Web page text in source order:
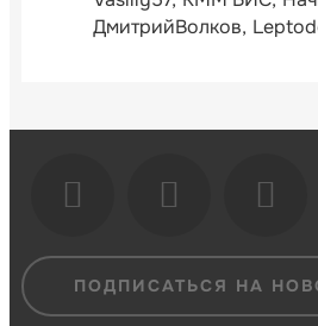
ДмитрийВолков
ПОДПИСАТЬСЯ НА